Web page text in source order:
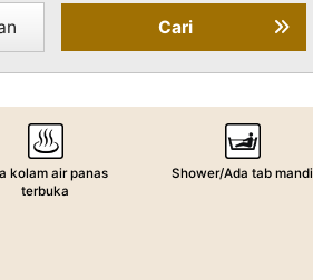
Cari
kolam air panas
terbuka
Shower/Ada tab mandi